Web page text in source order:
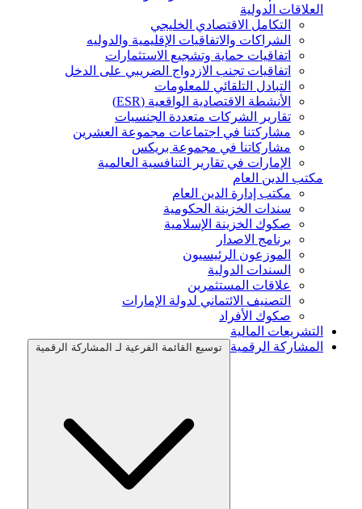
العلاقات الدولية
التكامل الاقتصادي الخليجي
الشراكات والاتفاقيات الإقليمية والدوليه
اتفاقيات حماية وتشجيع الاستثمارات
اتفاقيات تجنب الازدواج الضريبي على الدخل
التبادل التلقائي للمعلومات
الأنشطة الاقتصادية الواقعية (ESR)
تقارير الشركات متعددة الجنسيات
مشاركتنا في اجتماعات مجموعة العشرين
مشاركاتنا في مجموعة بريكس
الإمارات في تقارير التنافسية العالمية
مكتب الدين العام
مكتب إدارة الدين العام
سندات الخزينة الحكومية
صكوك الخزينة الإسلامية
برنامج الاصدار
الموزعون الرئيسيون
السندات الدولية
علاقات المستثمرين
التصنيف الائتماني لدولة الإمارات
صكوك الأفراد
التشريعات المالية
المشاركة الرقمية
توسيع القائمة الفرعية لـ المشاركة الرقمية